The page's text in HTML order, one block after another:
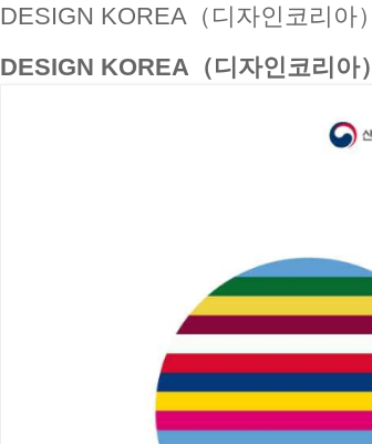
DESIGN KOREA（디자인코리아）
DESIGN KOREA（디자인코리아）